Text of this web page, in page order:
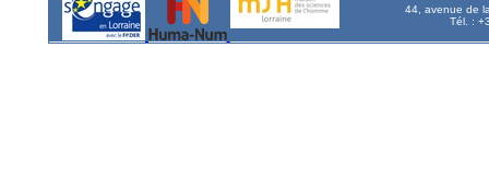
44, avenue de
Tél. :